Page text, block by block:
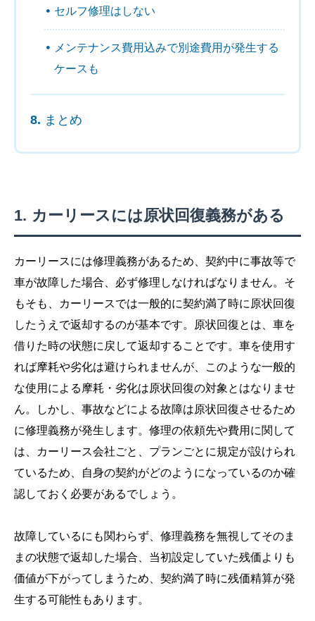
セルフ修理はしない
メンテナンス費用込みで別途費用が発生する
ケースも
まとめ
カーリースには原状回復義務がある
カーリースには修理義務があるため、契約中に事故等で
車が故障した場合、必ず修理しなければなりません。そ
もそも、カーリースでは一般的に契約満了時に原状回復
したうえで返却するのが基本です。原状回復とは、車を
借りた時の状態に戻して返却することです。車を使用す
れば摩耗や劣化は避けられませんが、このような一般的
な使用による摩耗・劣化は原状回復の対象とはなりませ
ん。しかし、事故などによる故障は原状回復させるため
に修理義務が発生します。修理の依頼先や費用に関して
は、カーリース会社ごと、プランごとに規定が設けられ
ているため、自身の契約がどのようになっているのか確
認しておく必要があるでしょう。
故障しているにも関わらず、修理義務を無視してそのま
まの状態で返却した場合、当初設定していた残価よりも
価値が下がってしまうため、契約満了時に残価精算が発
生する可能性もあります。